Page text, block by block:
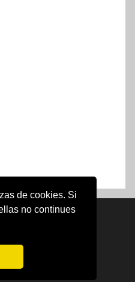
de cookies. Si
no continues
@2019